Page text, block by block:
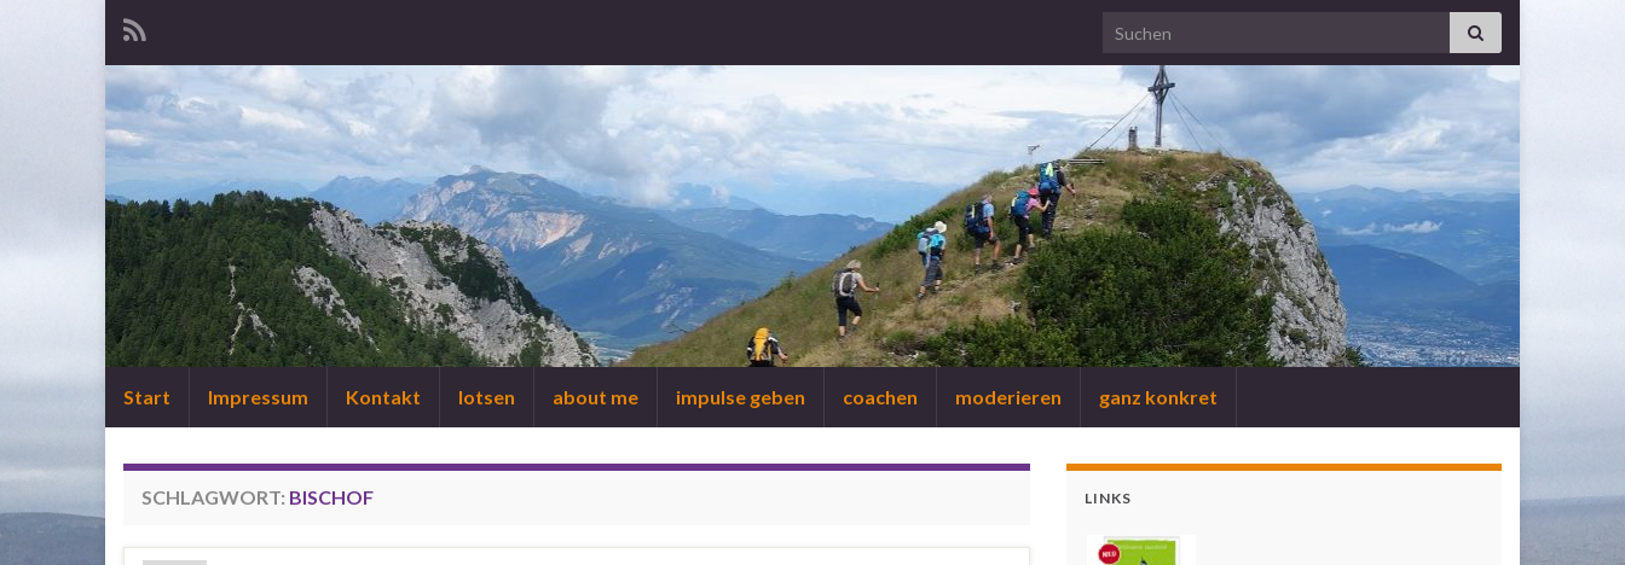
Search for:
Start Impressum Kontakt lotsen about me impulse geben coachen moderieren ganz konkret
SCHLAGWORT: BISCHOF LINKS